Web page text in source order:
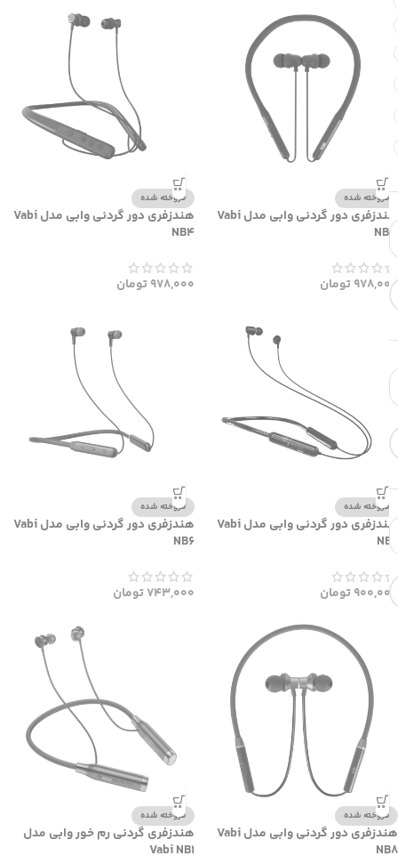
فروخته شده
هندزفری دور گردنی وابی مدل Vabi
NB3
978,000تومان
فروخته شده
هندزفری دور گردنی وابی مدل Vabi
NB4
978,000تومان
فروخته شده
هندزفری دور گردنی وابی مدل Vabi
NB2
900,000تومان
فروخته شده
هندزفری دور گردنی وابی مدل Vabi
NB6
743,000تومان
فروخته شده
هندزفری دور گردنی وابی مدل Vabi
NB8
فروخته شده
هندزفری گردنی رم خور وابی مدل
Vabi NB1